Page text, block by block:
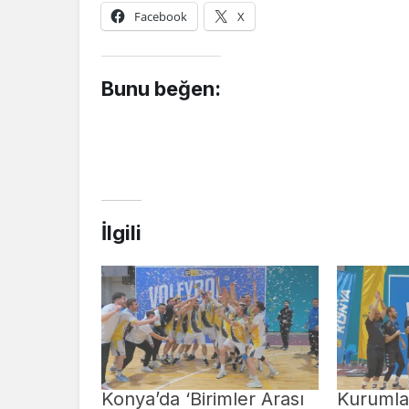
Facebook X
Bunu beğen:
İlgili
Konya’da ‘Birimler Arası